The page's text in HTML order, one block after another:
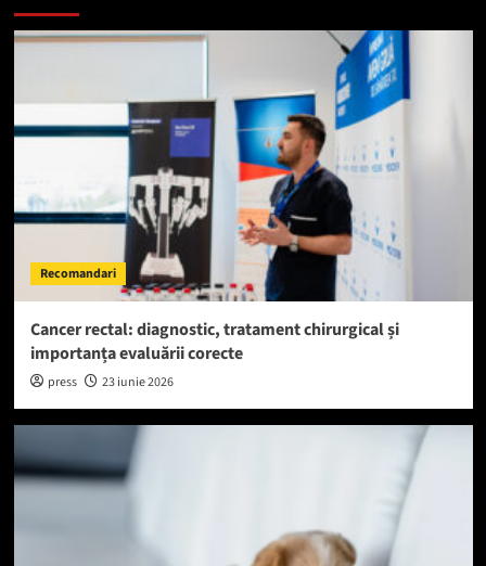
Recomandari
Cancer rectal: diagnostic, tratament chirurgical și
importanța evaluării corecte
press 23 iunie 2026